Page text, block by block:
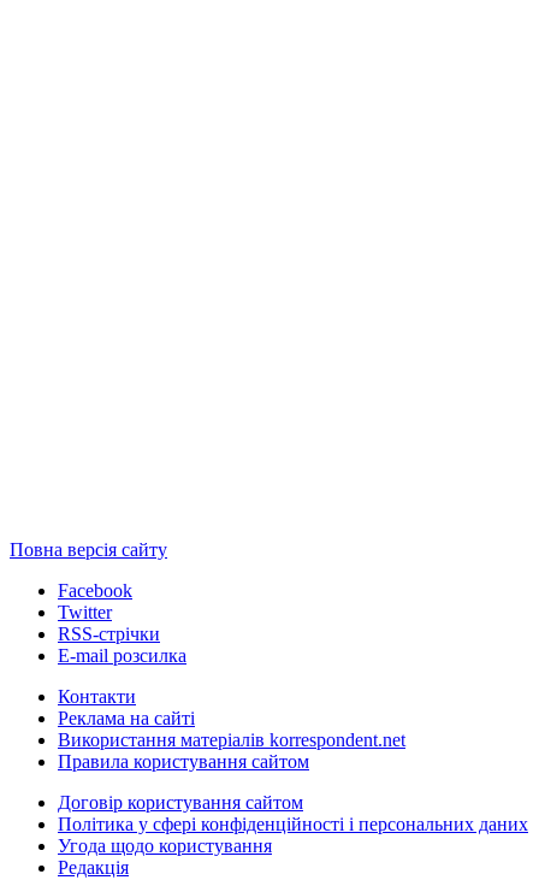
Повна версія сайту
Facebook
Twitter
RSS-стрічки
E-mail розсилка
Контакти
Реклама на сайті
Використання матеріалів korrespondent.net
Правила користування сайтом
Договір користування сайтом
Політика у сфері конфіденційності і персональних даних
Угода щодо користування
Редакція